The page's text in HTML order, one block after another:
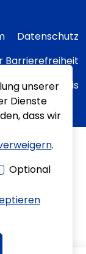
Datenschutz
Barrierefreiheit
unserer
Dienste
dass wir
.
Optional